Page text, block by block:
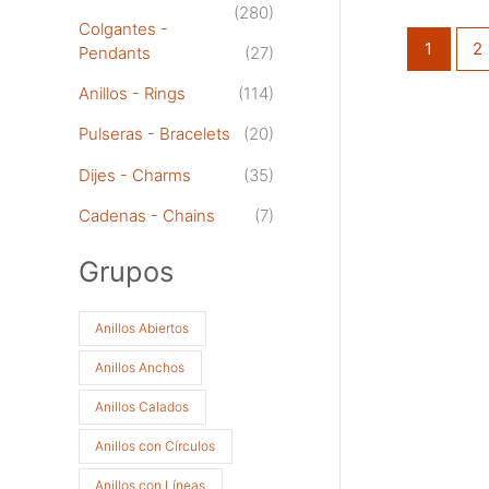
(280)
Colgantes -
Pendants
(27)
Anillos - Rings
(114)
Pulseras - Bracelets
(20)
Dijes - Charms
(35)
Cadenas - Chains
(7)
Grupos
Anillos Abiertos
Anillos Anchos
Anillos Calados
Anillos con Círculos
Anillos con Líneas
1 2